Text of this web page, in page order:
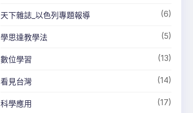
天下雜誌_以色列專題報導 (6)
學思達教學法 (5)
數位學習 (13)
看見台灣 (14)
科學應用 (17)